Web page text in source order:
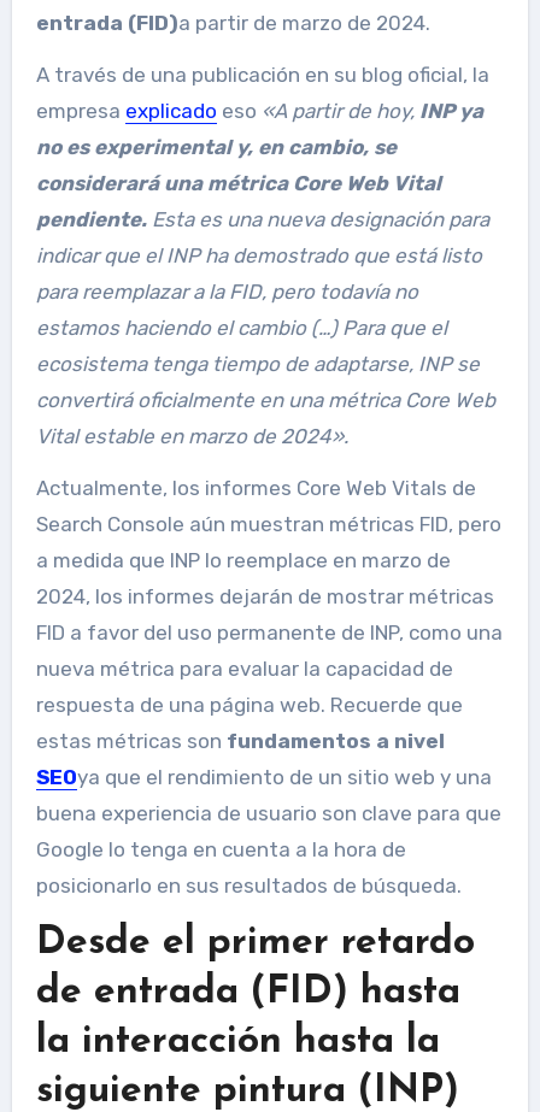
entrada (FID)a partir de marzo de 2024.
A través de una publicación en su blog oficial, la
empresa explicado eso «A partir de hoy, INP ya
no es experimental y, en cambio, se
considerará una métrica Core Web Vital
pendiente.Esta es una nueva designación para
indicar que el INP ha demostrado que está listo
para reemplazar a la FID, pero todavía no
estamos haciendo el cambio (…) Para que el
ecosistema tenga tiempo de adaptarse, INP se
convertirá oficialmente en una métrica Core Web
Vital estable en marzo de 2024».
Actualmente, los informes Core Web Vitals de
Search Console aún muestran métricas FID, pero
a medida que INP lo reemplace en marzo de
2024, los informes dejarán de mostrar métricas
FID a favor del uso permanente de INP, como una
nueva métrica para evaluar la capacidad de
respuesta de una página web. Recuerde que
estas métricas son fundamentos a nivel
SEOya que el rendimiento de un sitio web y una
buena experiencia de usuario son clave para que
Google lo tenga en cuenta a la hora de
posicionarlo en sus resultados de búsqueda.
Desde el primer retardo
de entrada (FID) hasta
la interacción hasta la
siguiente pintura (INP)